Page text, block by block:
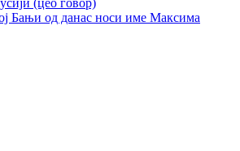
Бањи од данас носи име Максима